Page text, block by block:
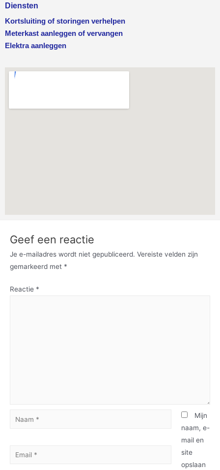
Diensten
Kortsluiting of storingen verhelpen
Meterkast aanleggen of vervangen
Elektra aanleggen
Geef een reactie
Je e-mailadres wordt niet gepubliceerd. Vereiste velden zijn
gemarkeerd met *
Reactie *
Mijn
naam, e-
mail en
site
opslaan